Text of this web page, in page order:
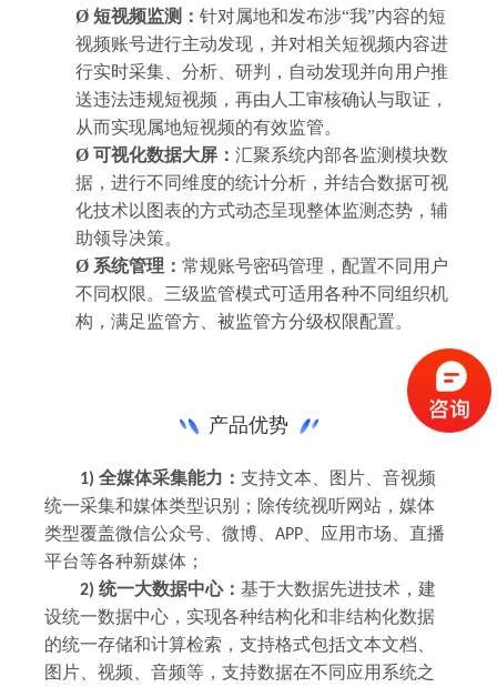
Ø短视频监测：针对属地和发布涉“我”内容的短
视频账号进行主动发现，并对相关短视频内容进
行实时采集、分析、研判，自动发现并向用户推
送违法违规短视频，再由人工审核确认与取证，
从而实现属地短视频的有效监管。
Ø可视化数据大屏：汇聚系统内部各监测模块数
据，进行不同维度的统计分析，并结合数据可视
化技术以图表的方式动态呈现整体监测态势，辅
助领导决策。
Ø 系统管理：常规账号密码管理，配置不同用户
不同权限。三级监管模式可适用各种不同组织机
构，满足监管方、被监管方分级权限配置。
产品优势
1)全媒体采集能力：支持文本、图片、音视频
统一采集和媒体类型识别；除传统视听网站，媒体
类型覆盖微信公众号、微博、APP 、应用市场、直播
平台等各种新媒体；
2)统一大数据中心：基于大数据先进技术，建
设统一数据中心，实现各种结构化和非结构化数据
的统一存储和计算检索，支持格式包括文本文档、
图片、视频、音频等，支持数据在不同应用系统之